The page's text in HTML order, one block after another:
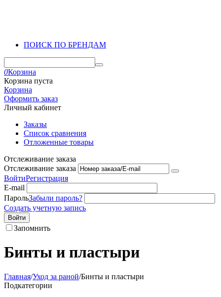
ПОИСК ПО БРЕНДАМ
0Корзина
Корзина пуста
Корзина
Оформить заказ
Личный кабинет
Заказы
Список сравнения
Отложенные товары
Отслеживание заказа
Отслеживание заказа
ВойтиРегистрация
E-mail
ПарольЗабыли пароль?
Создать учетную запись
Войти
Запомнить
Бинты и пластыри
Главная/Уход за раной/Бинты и пластыри
Подкатегории